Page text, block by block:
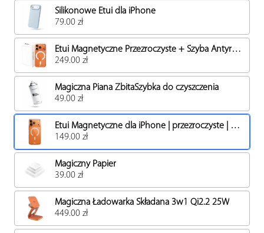
Silikonowe Etui dla iPhone
79.00 zł
Etui Magnetyczne Przezroczyste + Szyba Antyrefleksyjna Antypapilarna dla iPhone zestaw
249.00 zł
Magiczna Piana ZbitaSzybka do czyszczenia
49.00 zł
Etui Magnetyczne dla iPhone | przezroczyste | MagSafe
149.00 zł
Magiczny Papier
39.00 zł
Magiczna Ładowarka Składana 3w1 Qi2.2 25W
449.00 zł